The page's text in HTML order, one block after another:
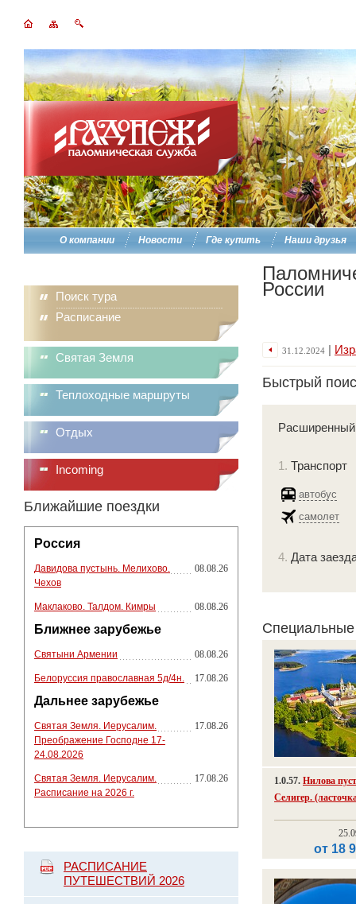
О компании Новости Где купить Наши друзья
Поиск тура
Расписание
Святая Земля
Теплоходные маршруты
Отдых
Incoming
Ближайшие поездки
Россия
Давидова пустынь. Мелихово.
Чехов
08.08.26
Маклаково. Талдом. Кимры 08.08.26
Ближнее зарубежье
Святыни Армении 08.08.26
Белоруссия православная 5д/4н. 17.08.26
Дальнее зарубежье
Святая Земля. Иерусалим.
Преображение Господне 17-
24.08.2026
17.08.26
Святая Земля. Иерусалим.
Расписание на 2026 г.
17.08.26
РАСПИСАНИЕ
ПУТЕШЕСТВИЙ 2026
России
31.12.2024 |
Быстрый
1. Транспорт
автобус
самолет
4. Дата
1.0.57. Нилова
Селигер.
от 18